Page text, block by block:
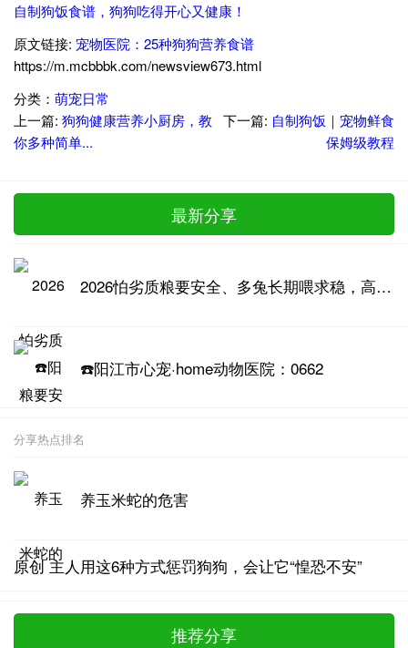
自制狗饭食谱，狗狗吃得开心又健康！
原文链接: 宠物医院：25种狗狗营养食谱
https://m.mcbbbk.com/newsview673.html
分类： 萌宠日常
上一篇: 狗狗健康营养小厨房，教
你多种简单...
下一篇: 自制狗饭｜宠物鲜食
保姆级教程
最新分享
2026怕劣质粮要安全、多兔长期喂求稳，高品质兔粮推荐
☎️阳江市心宠·home动物医院：0662
分享热点排名
养玉米蛇的危害
原创 主人用这6种方式惩罚狗狗，会让它“惶恐不安”
推荐分享